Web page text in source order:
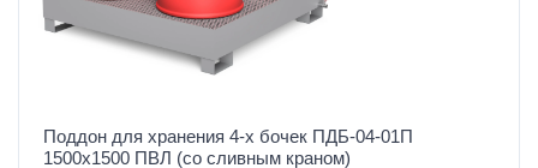
Поддон для хранения 4-х бочек ПДБ-04-01П
1500х1500 ПВЛ (со сливным краном)